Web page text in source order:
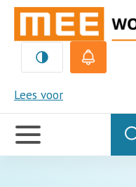
Lees voor
MEE
Handige
links